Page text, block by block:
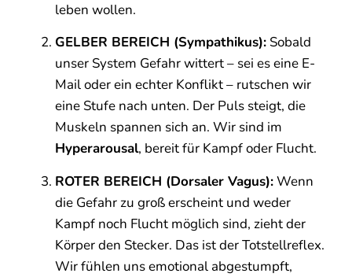
leben wollen.
GELBER BEREICH (Sympathikus): Sobald
unser System Gefahr wittert – sei es eine E-
Mail oder ein echter Konflikt – rutschen wir
eine Stufe nach unten. Der Puls steigt, die
Muskeln spannen sich an. Wir sind im
Hyperarousal, bereit für Kampf oder Flucht.
ROTER BEREICH (Dorsaler Vagus):Wenn
die Gefahr zu groß erscheint und weder
Kampf noch Flucht möglich sind, zieht der
Körper den Stecker. Das ist der Totstellreflex.
Wir fühlen uns emotional abgestumpft,